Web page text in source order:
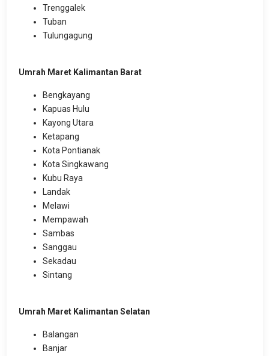
Trenggalek
Tuban
Tulungagung
Umrah Maret Kalimantan Barat
Bengkayang
Kapuas Hulu
Kayong Utara
Ketapang
Kota Pontianak
Kota Singkawang
Kubu Raya
Landak
Melawi
Mempawah
Sambas
Sanggau
Sekadau
Sintang
Umrah Maret Kalimantan Selatan
Balangan
Banjar